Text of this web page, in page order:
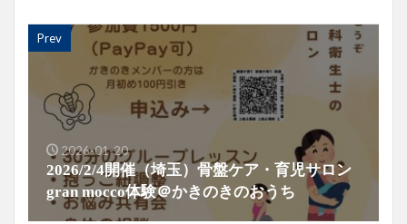
Prev
2026-01-20
2026/2/4開催（埼玉）骨盤ケア・育児サロン
gran mocco体験＠かきのきのおうち